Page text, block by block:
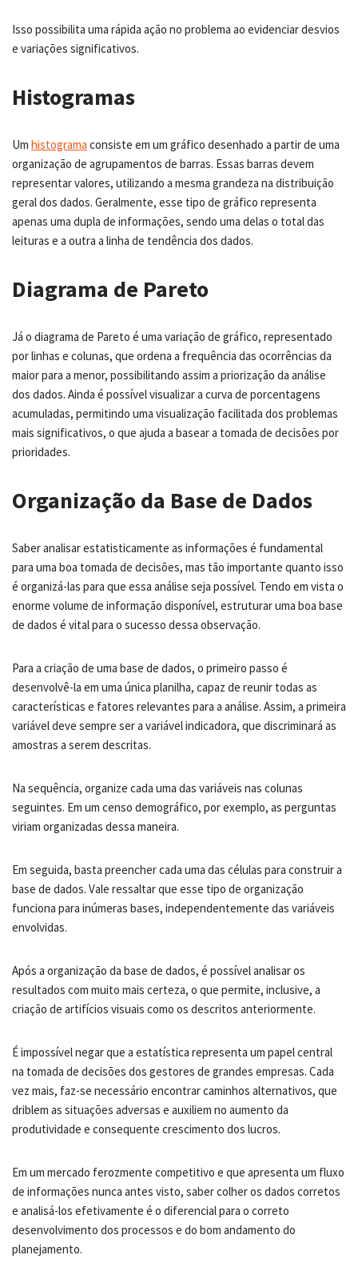
Isso possibilita uma rápida ação no problema ao evidenciar desvios
e variações significativos.
Histogramas
Um histograma consiste em um gráfico desenhado a partir de uma
organização de agrupamentos de barras. Essas barras devem
representar valores, utilizando a mesma grandeza na distribuição
geral dos dados. Geralmente, esse tipo de gráfico representa
apenas uma dupla de informações, sendo uma delas o total das
leituras e a outra a linha de tendência dos dados.
Diagrama de Pareto
Já o diagrama de Pareto é uma variação de gráfico, representado
por linhas e colunas, que ordena a frequência das ocorrências da
maior para a menor, possibilitando assim a priorização da análise
dos dados. Ainda é possível visualizar a curva de porcentagens
acumuladas, permitindo uma visualização facilitada dos problemas
mais significativos, o que ajuda a basear a tomada de decisões por
prioridades.
Organização da Base de Dados
Saber analisar estatisticamente as informações é fundamental
para uma boa tomada de decisões, mas tão importante quanto isso
é organizá-las para que essa análise seja possível. Tendo em vista o
enorme volume de informação disponível, estruturar uma boa base
de dados é vital para o sucesso dessa observação.
Para a criação de uma base de dados, o primeiro passo é
desenvolvê-la em uma única planilha, capaz de reunir todas as
características e fatores relevantes para a análise. Assim, a primeira
variável deve sempre ser a variável indicadora, que discriminará as
amostras a serem descritas.
Na sequência, organize cada uma das variáveis nas colunas
seguintes. Em um censo demográfico, por exemplo, as perguntas
viriam organizadas dessa maneira.
Em seguida, basta preencher cada uma das células para construir a
base de dados. Vale ressaltar que esse tipo de organização
funciona para inúmeras bases, independentemente das variáveis
envolvidas.
Após a organização da base de dados, é possível analisar os
resultados com muito mais certeza, o que permite, inclusive, a
criação de artifícios visuais como os descritos anteriormente.
É impossível negar que a estatística representa um papel central
na tomada de decisões dos gestores de grandes empresas. Cada
vez mais, faz-se necessário encontrar caminhos alternativos, que
driblem as situações adversas e auxiliem no aumento da
produtividade e consequente crescimento dos lucros.
Em um mercado ferozmente competitivo e que apresenta um fluxo
de informações nunca antes visto, saber colher os dados corretos
e analisá-los efetivamente é o diferencial para o correto
desenvolvimento dos processos e do bom andamento do
planejamento.